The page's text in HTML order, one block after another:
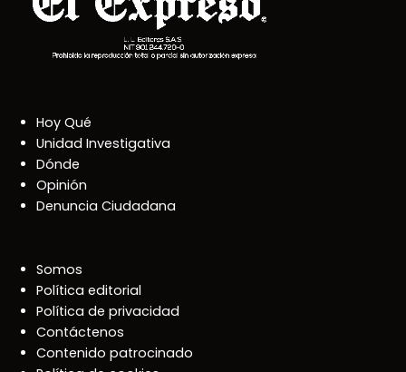
Hoy Qué
Unidad Investigativa
Dónde
Opinión
Denuncia Ciudadana
Somos
Política editorial
Política de privacidad
Contáctenos
Contenido patrocinado